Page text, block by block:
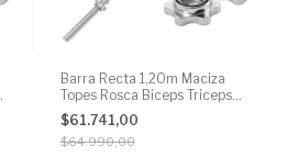
Barra Recta 1,20m Maciza
Topes Rosca Biceps Triceps
27mm
$61.741,00
$64.990,00